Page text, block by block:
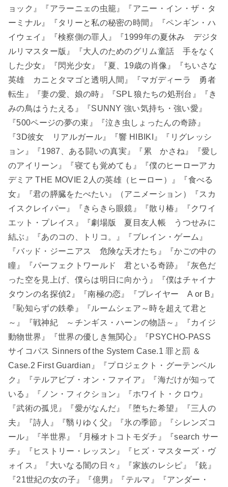
ョック』『アラーニェの虫籠』『アニー・イン・ザ・タ
ーミナル』『タリーと私の秘密の時間』『ペンギン・ハ
イウェイ』『検察側の罪人』『1999年の夏休み デジタ
ルリマスター版』『大人のためのグリム童話 手をなく
した少女』『閃光少女』『夏、19歳の肖像』『ちいさな
英雄 カニとタマゴと透明人間』『マガディーラ 勇者
転生』『妻の愛、娘の時』『SPL 狼たちの処刑台』『き
みの鳥はうたえる』『SUNNY 強い気持ち・強い愛』
『500ページの夢の束』『泣き虫しょったんの奇跡』
『3D彼女 リアルガール』『響 HIBIKI』『リグレッシ
ョン』『1987、ある闘いの真実』『累 かさね』『愛し
のアイリーン』『寝ても覚めても』『僕のヒーローアカ
デミア THE MOVIE 2人の英雄（ヒーロー）』『食べる
女』『君の膵臓をたべたい』（アニメーション）『スカ
イスクレイパー』『きらきら眼鏡』『散り椿』『クワイ
エット・プレイス』『劇場版 夏目友人帳 うつせみに
結ぶ』『あのコの、トリコ。』『ブレイン・ゲーム』
『バッド・ジーニアス 危険な天才たち』『かごの中の
瞳』『パーフェクトワールド 君といる奇跡』『灰色だ
った空を見上げ、僕らは明日に向かう』『僕はチャイナ
タウンの名探偵2』『南極の恋』『プレイヤー A or B』
『恥知らずの鉄拳』『ルームシェア～時を超えて君と
～』『戦神紀 ～チンギス・ハーンの物語～』『カイジ
動物世界』『世界の優しき無関心』『PSYCHO-PASS
サイコパス Sinners of the System Case.1 罪と罰 ＆
Case.2 First Guardian』『プロジェクト・グーテンベル
ク』『テルアビブ・オン・ファイア』『海だけが知って
いる』『ノン・フィクション』『ホワイト・クロウ』
『武術の孤児』『愛がなんだ』『堕ちた希望』『三人の
夫』『詩人』『翳りゆく父』『氷の季節』『シレンズコ
ール』『半世界』『月極オトコトモダチ』『search サー
チ』『ヒストリー・レッスン』『ヒズ・マスターズ・ヴ
ォイス』『大いなる闇の日々』『家族のレシピ』『銃』
『21世紀の女の子』『億男』『テルマ』『アンダー・